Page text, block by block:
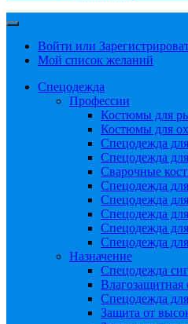
Войти или
Мой список желаний
Спецодежда
Профессии
Костюмы для
Костюмы для
Спецодежда
Спецодежда
Сварочные
Спецодежда
Спецодежда
Спецодежда
Спецодежда
Спецодежда
Назначение
Спецодежда
Влагозащитная
Спецодежда
Защита от